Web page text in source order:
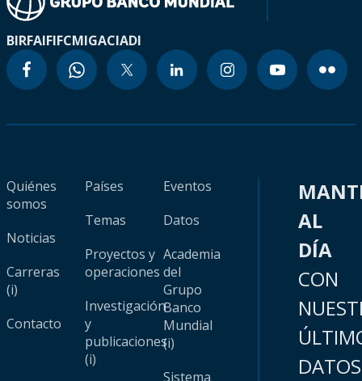
BIRFAIFIFCMIGACIADI
Quiénes
somos
Noticias
Carreras
(i)
Contacto
Países
Temas
Proyectos y
operaciones
Investigación
y
publicaciones
(i)
Eventos
Datos
Academia
del
Grupo
Banco
Mundial
(i)
Sistema
AL
DÍA
CON
DATOS